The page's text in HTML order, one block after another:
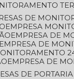
DE
EMPRESA
EMPRESA DE
EMPRESA DE
EMPRESA DE
DE PORTARIA